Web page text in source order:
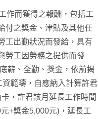
作而獲得之報酬，包括工
付之獎金、津貼及其他任
工出勤狀況而發給，具有
勞工因勞務之提供而發
薪、全勤、獎金，依前揭
範疇，自應納入計算許君
，許君該月延長工作時間
+獎金5,000元)，延長工